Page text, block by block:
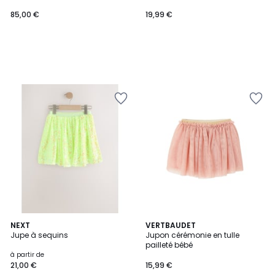
85,00 €
19,99 €
NEXT
Jupe à sequins
à partir de
21,00 €
3
Couleurs
VERTBAUDET
Jupon cérémonie en tulle
pailleté bébé
15,99 €